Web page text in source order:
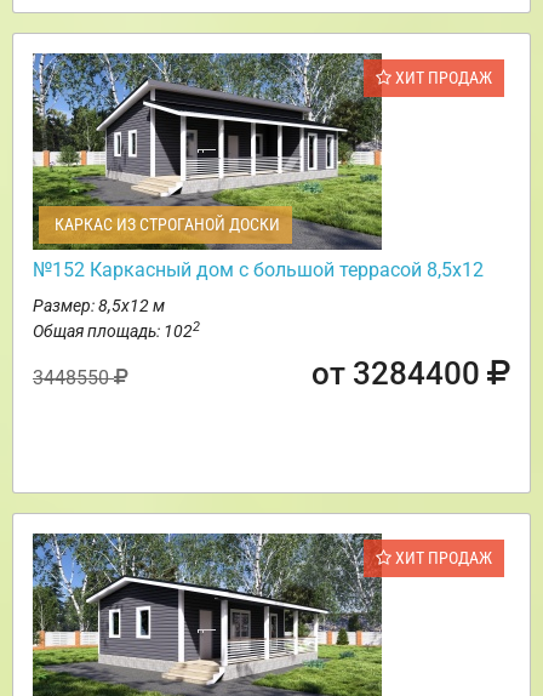
ХИТ ПРОДАЖ
КАРКАС ИЗ СТРОГАНОЙ ДОСКИ
№152 Каркасный дом с большой террасой 8,5х12
Размер: 8,5х12 м
Общая площадь: 1022
3448550 от 3284400
ХИТ ПРОДАЖ